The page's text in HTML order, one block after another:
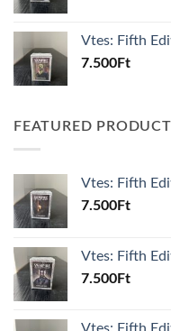
Vtes: Fifth
7.500Ft
FEATURED
Vtes: Fifth
7.500Ft
Vtes: Fifth
7.500Ft